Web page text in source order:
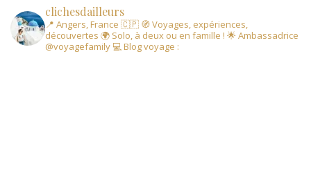
clichesdailleurs
📍 Angers, France 🇨🇵 🧭 Voyages, expériences,
découvertes 🌍 Solo, à deux ou en famille ! 🌟 Ambassadrice
@voyagefamily 💻 Blog voyage :